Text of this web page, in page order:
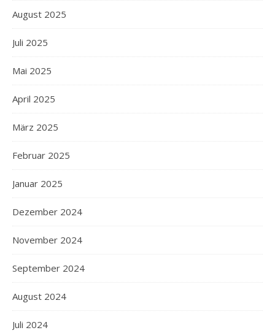
August 2025
Juli 2025
Mai 2025
April 2025
März 2025
Februar 2025
Januar 2025
Dezember 2024
November 2024
September 2024
August 2024
Juli 2024